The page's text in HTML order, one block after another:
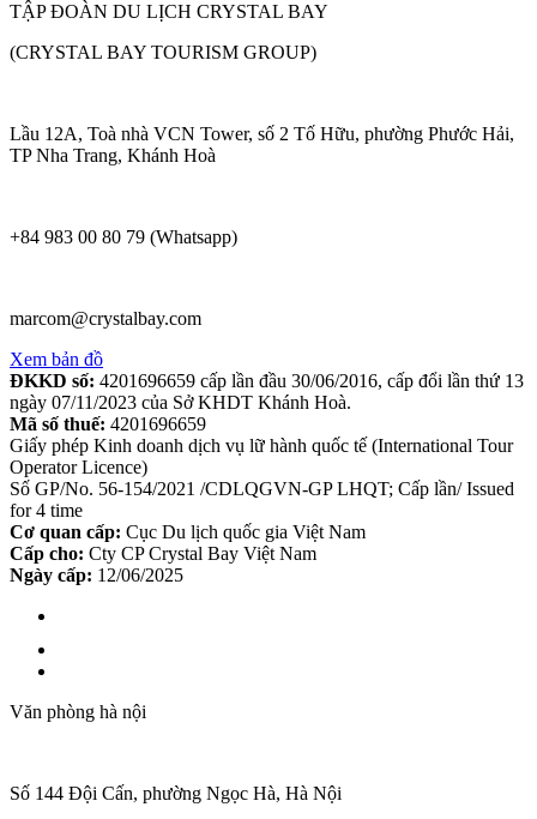
TẬP ĐOÀN DU LỊCH CRYSTAL BAY
(CRYSTAL BAY TOURISM GROUP)
Lầu 12A, Toà nhà VCN Tower, số 2 Tố Hữu, phường Phước Hải,
TP Nha Trang, Khánh Hoà
+84 983 00 80 79 (Whatsapp)
marcom@crystalbay.com
Xem bản đồ
ĐKKD số: 4201696659 cấp lần đầu 30/06/2016, cấp đổi lần thứ 13
ngày 07/11/2023 của Sở KHDT Khánh Hoà.
Mã số thuế: 4201696659
Giấy phép Kinh doanh dịch vụ lữ hành quốc tế (International Tour
Operator Licence)
Số GP/No. 56-154/2021 /CDLQGVN-GP LHQT; Cấp lần/ Issued
for 4 time
Cơ quan cấp: Cục Du lịch quốc gia Việt Nam
Cấp cho: Cty CP Crystal Bay Việt Nam
Ngày cấp: 12/06/2025
Văn phòng hà nội
Số 144 Đội Cấn, phường Ngọc Hà, Hà Nội